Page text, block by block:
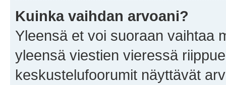
Kuinka vaihdan arvoani?
Yleensä et voi suoraan vaihtaa
yleensä viestien vieressä
keskustelufoorumit näyttävät